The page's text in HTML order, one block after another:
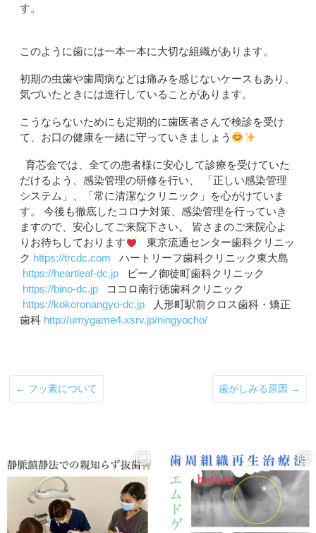
す。
このように歯には一本一本に大切な組織があります。
初期の虫歯や歯周病などは痛みを感じないケースもあり、
気づいたときには進行していることがあります。
こうならないためにも定期的に歯医者さんで検診を受け
て、お口の健康を一緒に守っていきましょう
育芯会では、全ての患者様に安心して診療を受けていた
だけるよう、感染管理の研修を行い、 「正しい感染管理
システム」、「常に清潔なクリニック」を心がけていま
す。 今後も徹底したコロナ対策、感染管理を行っていき
ますので、安心してご来院下さい。 皆さまのご来院心よ
りお待ちしております
東京流通センター歯科クリニッ
ク https://trcdc.com ハートリーフ歯科クリニック東大島
https://heartleaf-dc.jp ビーノ御徒町歯科クリニック
https://bino-dc.jp ココロ南行徳歯科クリニック
https://kokoronangyo-dc.jp 人形町駅前クロス歯科・矯正
歯科 http://umygame4.xsrv.jp/ningyocho/
← フッ素について 歯がしみる原因 →